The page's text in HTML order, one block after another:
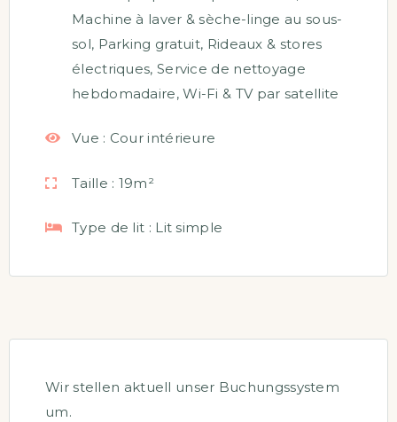
Machine à laver & sèche-linge au sous-
sol, Parking gratuit, Rideaux & stores
électriques, Service de nettoyage
hebdomadaire,Wi-Fi & TV par satellite
Vue : Cour intérieure
Taille : 19m²
Type de lit : Lit simple
Wir stellen aktuell unser Buchungssystem
um.